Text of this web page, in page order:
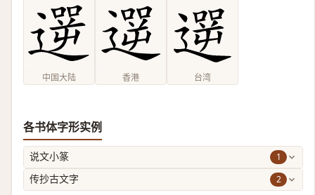
中国大陆 香港 台湾
各书体字形实例
说文小篆 1
传抄古文字 2